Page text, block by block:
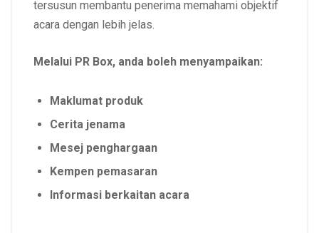
tersusun membantu penerima memahami objektif
acara dengan lebih jelas.
Melalui PR Box, anda boleh menyampaikan:
Maklumat produk
Cerita jenama
Mesej penghargaan
Kempen pemasaran
Informasi berkaitan acara